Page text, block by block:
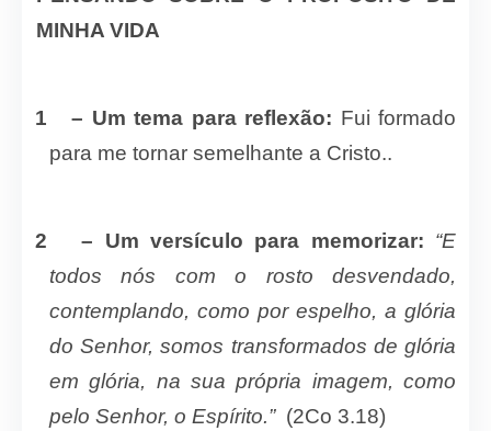
MINHA VIDA
1 – Um tema para reflexão: Fui formado
para me tornar semelhante a Cristo..
2 – Um versículo para memorizar: “E
todos nós com o rosto desvendado,
contemplando, como por espelho, a glória
do Senhor, somos transformados de glória
em glória, na sua própria imagem, como
pelo Senhor, o Espírito.” (2Co 3.18)